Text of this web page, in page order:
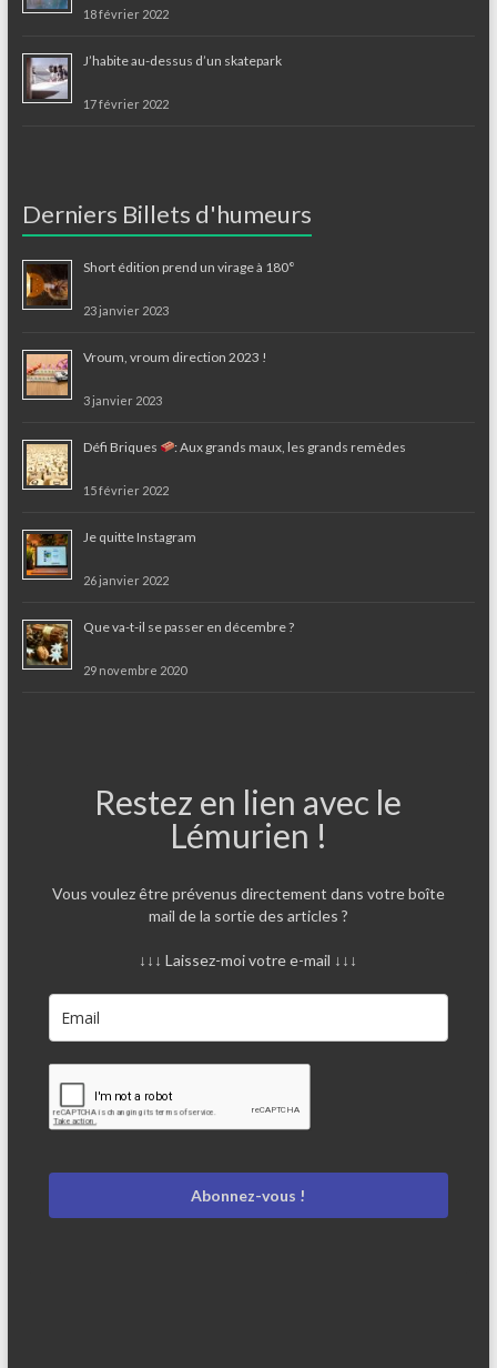
18 février 2022
J’habite au-dessus d’un skatepark
17 février 2022
Derniers Billets d'humeurs
Short édition prend un virage à 180°
23 janvier 2023
Vroum, vroum direction 2023 !
3 janvier 2023
Défi Briques : Aux grands maux, les grands remèdes
15 février 2022
Je quitte Instagram
26 janvier 2022
Que va-t-il se passer en décembre ?
29 novembre 2020
Restez en lien avec le
Lémurien !
Vous voulez être prévenus directement dans votre boîte
mail de la sortie des articles ?
↓↓↓ Laissez-moi votre e-mail ↓↓↓
Abonnez-vous !